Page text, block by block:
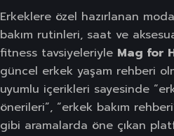
Erkeklere özel hazırlanan
bakım rutinleri, saat ve
fitness tavsiyeleriyle Mag for
güncel erkek yaşam rehberi
uyumlu içerikleri sayesinde
önerileri”, “erkek bakım
gibi aramalarda öne çıkan